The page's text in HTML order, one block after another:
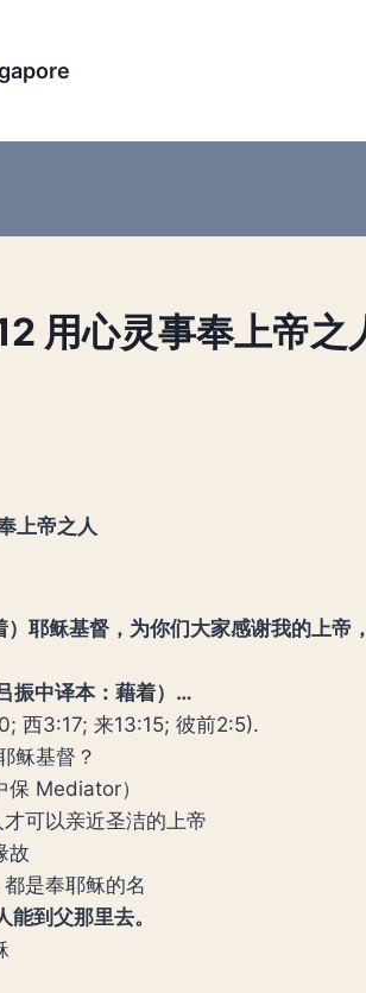
用心灵事奉上帝之
上帝之人
耶稣基督，为你们大家感谢我的上帝
振中译本：藉着）…
西3:17; 来13:15; 彼前2:5).
稣基督？
保 Mediator）
可以亲近圣洁的上帝
故
是奉耶稣的名
到父那里去。